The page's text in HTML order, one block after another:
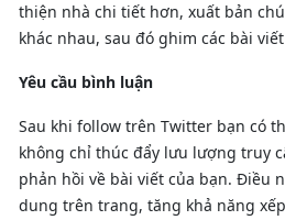
thiện nhà chi tiết hơn, xuất bản
khác nhau, sau đó ghim các bài
Yêu cầu bình luận
Sau khi follow trên Twitter bạn có
không chỉ thúc đẩy lưu lượng truy
phản hồi về bài viết của bạn. Điều
dung trên trang, tăng khả năng